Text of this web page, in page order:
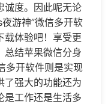
诚度。因此呢无论
游神”微信多开软
载体验吧！享受更
总结苹果微信分身
多开软件则是实现
了强大的功能还为
是工作还是生活多